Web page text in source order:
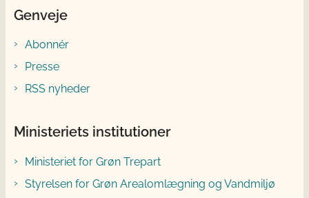
Genveje
Abonnér
Presse
RSS nyheder
Ministeriets institutioner
Ministeriet for Grøn Trepart
Styrelsen for Grøn Arealomlægning og Vandmiljø